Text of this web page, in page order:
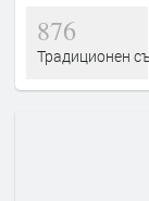
876
Традиционен